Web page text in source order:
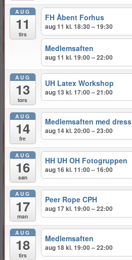
AUG
11
tirs
FH Åbent Forhus
aug 11 kl. 18:30 – 19:30
Medlemsaften
aug 11 kl. 19:00 – 22:00
AUG
13
tors
UH Latex Workshop
aug 13 kl. 17:00 – 21:00
AUG
14
fre
Medlemsaften med
aug 14 kl. 20:00 – 23:00
AUG
16
søn
HH UH OH Fotogruppen
aug 16 kl. 11:00 – 16:00
AUG
17
man
Peer Rope CPH
aug 17 kl. 19:00 – 22:00
AUG
18
tirs
Medlemsaften
aug 18 kl. 19:00 – 22:00